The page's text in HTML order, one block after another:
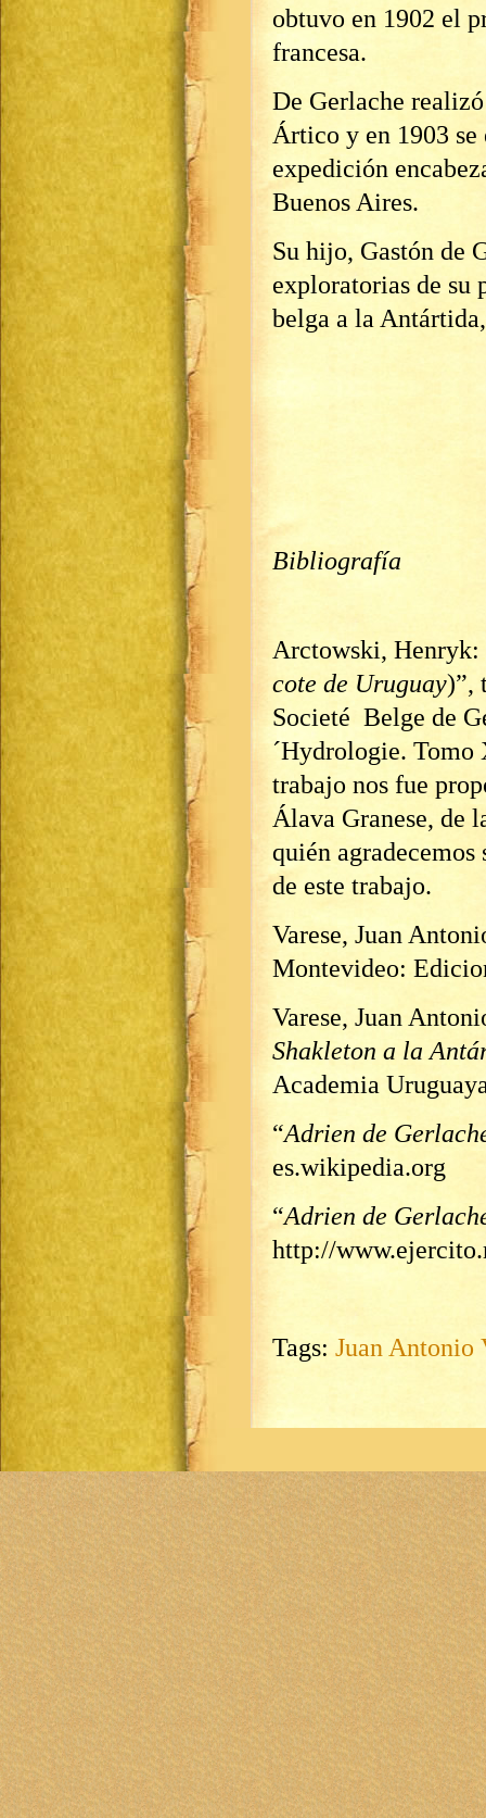
obtuvo en 1902 el
francesa.
De Gerlache
Ártico y en 1903 se
expedición
Buenos Aires.
Su hijo, Gastón de
exploratorias de su
belga a la
Bibliografía
Arctowski, Henryk:
cote de Uruguay)”,
Societé Belge de
´Hydrologie. Tomo
trabajo nos fue
Álava Granese, de
quién
de este trabajo.
Varese, Juan
Montevideo:
Varese, Juan
Shakleton a la
Academia
“Adrien de
es.wikipedia.org
“Adrien de
http://
Tags: Juan Antonio